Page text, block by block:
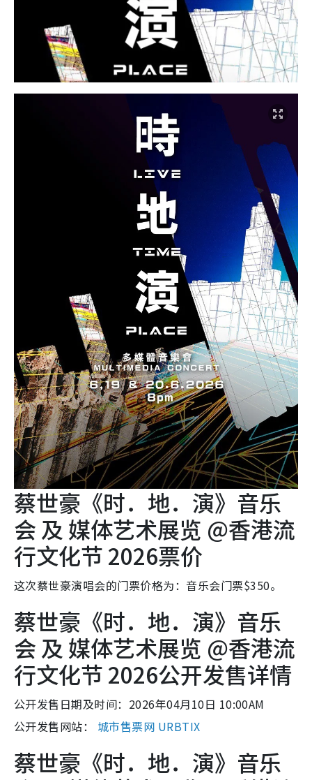
蔡世豪《时．地．演》音乐
会 及 媒体艺术展览 @香港流
行文化节 2026票价
这次蔡世豪演唱会的门票价格为：音乐会门票$350。
蔡世豪《时．地．演》音乐
会 及 媒体艺术展览 @香港流
行文化节 2026公开发售详情
公开发售日期及时间：2026年04月10日 10:00AM
公开发售网站： 城市售票网 URBTIX
蔡世豪《时．地．演》音乐